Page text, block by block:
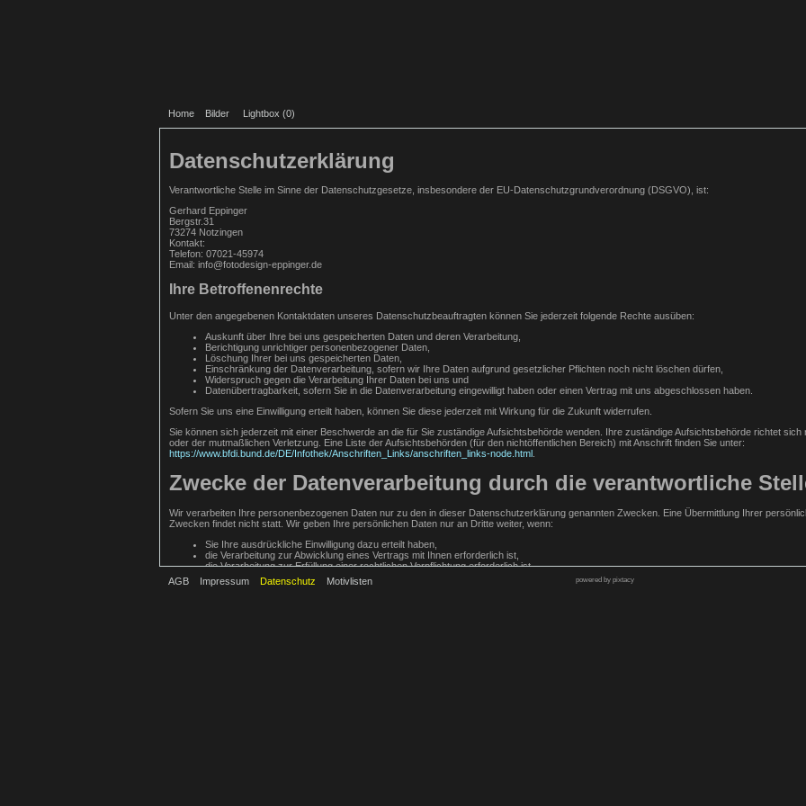
Home Bilder Lightbox (0)
AGB Impressum Datenschutz Motivlisten powered by pixtacy
Datenschutzerklärung
Verantwortliche Stelle im Sinne der Datenschutzgesetze, insbesondere der EU-Datenschutzgrundverordnung (DSGVO), ist:
Gerhard Eppinger
Bergstr.31
73274 Notzingen
Kontakt:
Telefon: 07021-45974
Email: info@fotodesign-eppinger.de
Ihre Betroffenenrechte
Unter den angegebenen Kontaktdaten unseres Datenschutzbeauftragten können Sie jederzeit folgende Rechte ausüben:
Auskunft über Ihre bei uns gespeicherten Daten und deren Verarbeitung,
Berichtigung unrichtiger personenbezogener Daten,
Löschung Ihrer bei uns gespeicherten Daten,
Einschränkung der Datenverarbeitung, sofern wir Ihre Daten aufgrund gesetzlicher Pflichten noch nicht löschen dürfen,
Widerspruch gegen die Verarbeitung Ihrer Daten bei uns und
Datenübertragbarkeit, sofern Sie in die Datenverarbeitung eingewilligt haben oder einen Vertrag mit uns abgeschlossen haben.
Sofern Sie uns eine Einwilligung erteilt haben, können Sie diese jederzeit mit Wirkung für die Zukunft widerrufen.
Sie können sich jederzeit mit einer Beschwerde an die für Sie zuständige Aufsichtsbehörde wenden. Ihre zuständige Aufsichtsbehörde richtet
oder der mutmaßlichen Verletzung. Eine Liste der Aufsichtsbehörden (für den nichtöffentlichen Bereich) mit Anschrift finden Sie unter:
https://www.bfdi.bund.de/DE/Infothek/Anschriften_Links/anschriften_links-node.html
Zwecke der Datenverarbeitung durch die verantwortliche
Wir verarbeiten Ihre personenbezogenen Daten nur zu den in dieser Datenschutzerklärung genannten Zwecken. Eine Übermittlung Ihrer
Zwecken findet nicht statt. Wir geben Ihre persönlichen Daten nur an Dritte weiter, wenn:
Sie Ihre ausdrückliche Einwilligung dazu erteilt haben,
die Verarbeitung zur Abwicklung eines Vertrags mit Ihnen erforderlich ist,
die Verarbeitung zur Erfüllung einer rechtlichen Verpflichtung erforderlich ist,
die Verarbeitung zur Wahrung berechtigter Interessen erforderlich ist und kein Grund zur Annahme besteht, dass Sie ein überwiegendes